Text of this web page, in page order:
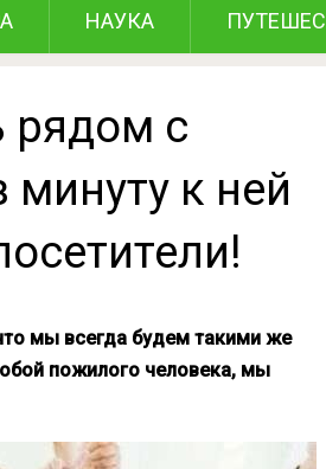
НАУКА
рядом с
к ней
мы всегда будем такими же
пожилого человека, мы